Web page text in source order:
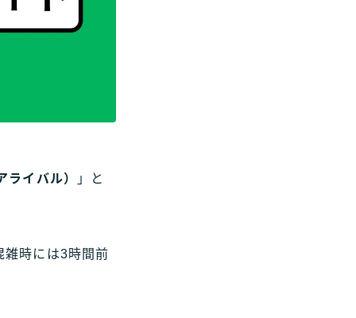
イバル）
」と
雑時には3時間前